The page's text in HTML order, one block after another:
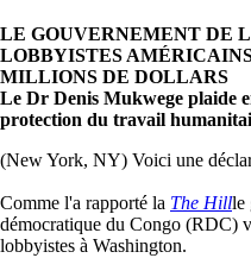
LE GOUVERNEMENT DE
LOBBYISTES
MILLIONS DE DOLLARS
Le Dr Denis Mukwege plaide
protection du travail
(New York, NY) Voici une
Comme l'a rapporté la The Hillle
démocratique du Congo (RDC)
lobbyistes à Washington.